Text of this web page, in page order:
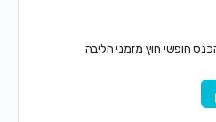
חופשי חוץ מזמני חליבה